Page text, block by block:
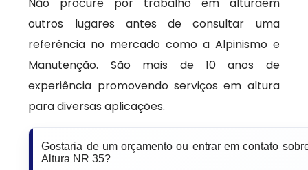
outros lugares antes de consultar uma
referência no mercado como a Alpinismo e
Manutenção. São mais de 10 anos de
experiência promovendo serviços em altura
para diversas aplicações.
Gostaria de um orçamento ou entrar em contato
Altura NR 35?